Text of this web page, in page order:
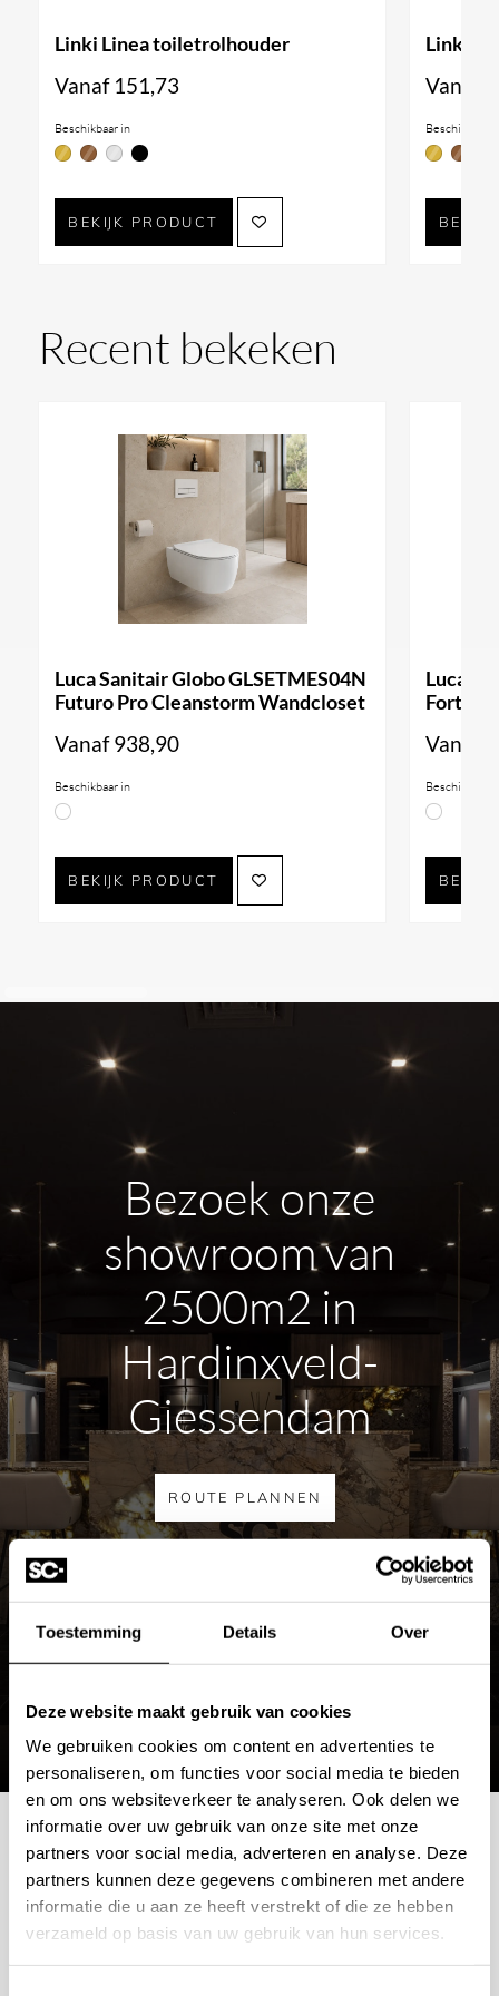
Toestemming Details Over
Deze website maakt gebruik van cookies
We gebruiken cookies om content en advertenties te
personaliseren, om functies voor social media te bieden
en om ons websiteverkeer te analyseren. Ook delen we
informatie over uw gebruik van onze site met onze
partners voor social media, adverteren en analyse. Deze
partners kunnen deze gegevens combineren met andere
informatie die u aan ze heeft verstrekt of die ze hebben
verzameld op basis van uw gebruik van hun services.
Linki Linea toiletrolhouder
Vanaf 151,73
Beschikbaar in
BEKIJK PRODUCT
Linki
Vanaf
Beschikbaar
Recent bekeken
Luca Sanitair Globo GLSETMES04N
Futuro Pro Cleanstorm Wandcloset
Vanaf938,90
Beschikbaar in
BEKIJK PRODUCT
Luca
Forty3
Vanaf
Beschikbaar
Bezoek onze
showroom van
2500m2 in
Hardinxveld-
Giessendam
ROUTE PLANNEN
Mogelijkheden
bespreken?